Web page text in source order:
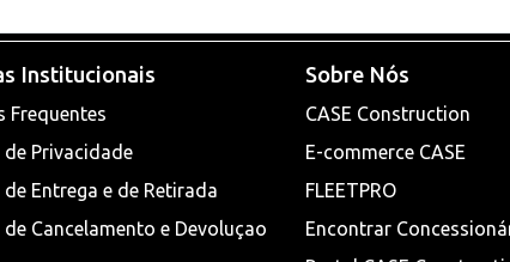
Institucionais
Frequentes
Privacidade
Entrega e de Retirada
Cancelamento e Devoluçao
Sobre Nós
CASE Construction
E-commerce CASE
FLEETPRO
Encontrar